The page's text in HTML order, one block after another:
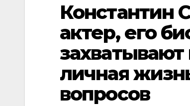
Константин
актер, его
личная
вопросов